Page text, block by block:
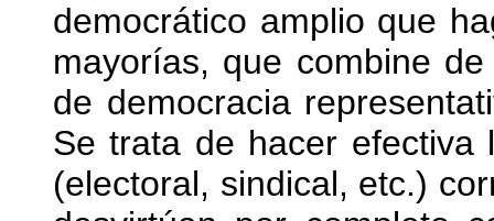
democrático amplio que
mayorías, que combine
de democracia
Se trata de hacer efectiva
(electoral, sindical, etc.)